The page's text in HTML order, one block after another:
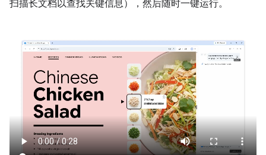
扫描长文档以查找关键信息），然后随时一键运行。